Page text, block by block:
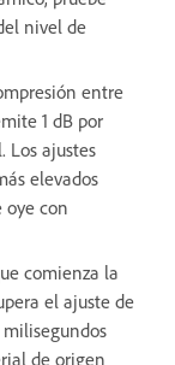
nivel de
entre
1 dB por
Los ajustes
elevados
oye con
comienza la
el ajuste de
de origen